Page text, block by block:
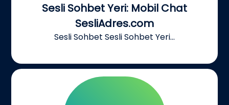
Sesli Sohbet Yeri: Mobil Chat
SesliAdres.com
Sesli Sohbet Sesli Sohbet Yeri...